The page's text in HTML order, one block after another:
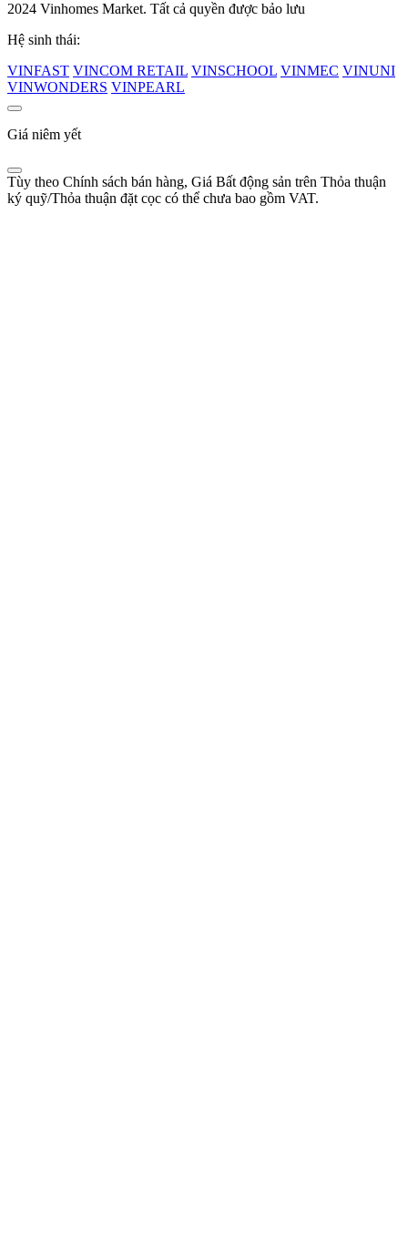
2024 Vinhomes Market. Tất cả quyền được bảo lưu
Hệ sinh thái:
VINFAST VINCOM RETAIL VINSCHOOL VINMEC VINUNI
VINWONDERS VINPEARL
Giá niêm yết
Tùy theo Chính sách bán hàng, Giá Bất động sản trên Thỏa thuận
ký quỹ/Thỏa thuận đặt cọc có thể chưa bao gồm VAT.